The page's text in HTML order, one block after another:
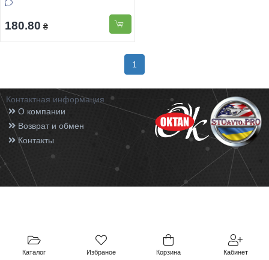
Каталог Избраное Корзина Кабинет
180.80 ₴
1
Контактная информация
О компании
Возврат и обмен
Контакты